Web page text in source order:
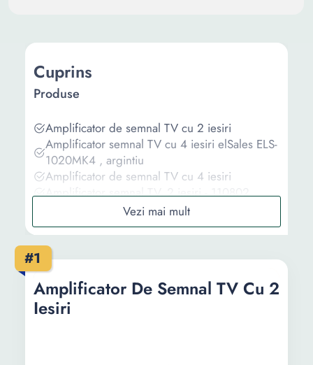
#1
Amplificator De Semnal TV Cu 2
Iesiri
Cuprins
Produse
Amplificator de semnal TV cu 2 iesiri
Amplificator semnal TV cu 4 iesiri elSales ELS-
1020MK4 , argintiu
Amplificator de semnal TV cu 4 iesiri
Amplificator semnal TV, 2 iesiri - 110802
Amplificator de semnal TV cu 3 iesiri
Informații
Ghid de cumparare
Intrebari Frecvente